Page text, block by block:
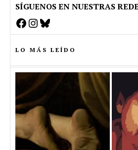
SÍGUENOS EN NUESTRAS
Facebook
Instagram
Bluesky
LO MÁS LEÍDO